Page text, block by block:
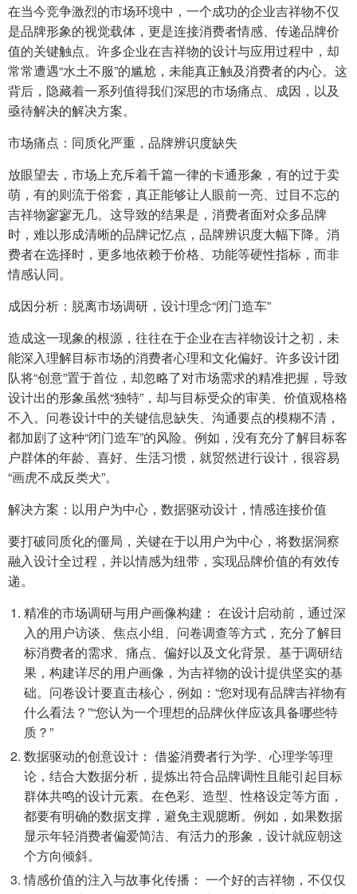
在当今竞争激烈的市场环境中，一个成功的企业吉祥物不仅
是品牌形象的视觉载体，更是连接消费者情感、传递品牌价
值的关键触点。许多企业在吉祥物的设计与应用过程中，却
常常遭遇“水土不服”的尴尬，未能真正触及消费者的内心。这
背后，隐藏着一系列值得我们深思的市场痛点、成因，以及
亟待解决的解决方案。
市场痛点：同质化严重，品牌辨识度缺失
放眼望去，市场上充斥着千篇一律的卡通形象，有的过于卖
萌，有的则流于俗套，真正能够让人眼前一亮、过目不忘的
吉祥物寥寥无几。这导致的结果是，消费者面对众多品牌
时，难以形成清晰的品牌记忆点，品牌辨识度大幅下降。消
费者在选择时，更多地依赖于价格、功能等硬性指标，而非
情感认同。
成因分析：脱离市场调研，设计理念“闭门造车”
造成这一现象的根源，往往在于企业在吉祥物设计之初，未
能深入理解目标市场的消费者心理和文化偏好。许多设计团
队将“创意”置于首位，却忽略了对市场需求的精准把握，导致
设计出的形象虽然“独特”，却与目标受众的审美、价值观格格
不入。问卷设计中的关键信息缺失、沟通要点的模糊不清，
都加剧了这种“闭门造车”的风险。例如，没有充分了解目标客
户群体的年龄、喜好、生活习惯，就贸然进行设计，很容易
“画虎不成反类犬”。
解决方案：以用户为中心，数据驱动设计，情感连接价值
要打破同质化的僵局，关键在于以用户为中心，将数据洞察
融入设计全过程，并以情感为纽带，实现品牌价值的有效传
递。
精准的市场调研与用户画像构建： 在设计启动前，通过深
入的用户访谈、焦点小组、问卷调查等方式，充分了解目
标消费者的需求、痛点、偏好以及文化背景。基于调研结
果，构建详尽的用户画像，为吉祥物的设计提供坚实的基
础。问卷设计要直击核心，例如：“您对现有品牌吉祥物有
什么看法？”“您认为一个理想的品牌伙伴应该具备哪些特
质？”
数据驱动的创意设计： 借鉴消费者行为学、心理学等理
论，结合大数据分析，提炼出符合品牌调性且能引起目标
群体共鸣的设计元素。在色彩、造型、性格设定等方面，
都要有明确的数据支撑，避免主观臆断。例如，如果数据
显示年轻消费者偏爱简洁、有活力的形象，设计就应朝这
个方向倾斜。
情感价值的注入与故事化传播： 一个好的吉祥物，不仅仅